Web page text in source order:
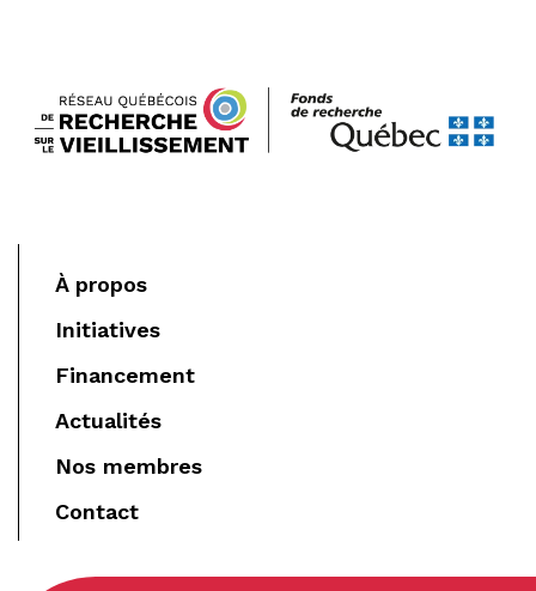
À propos
Initiatives
Financement
Actualités
Nos membres
Contact